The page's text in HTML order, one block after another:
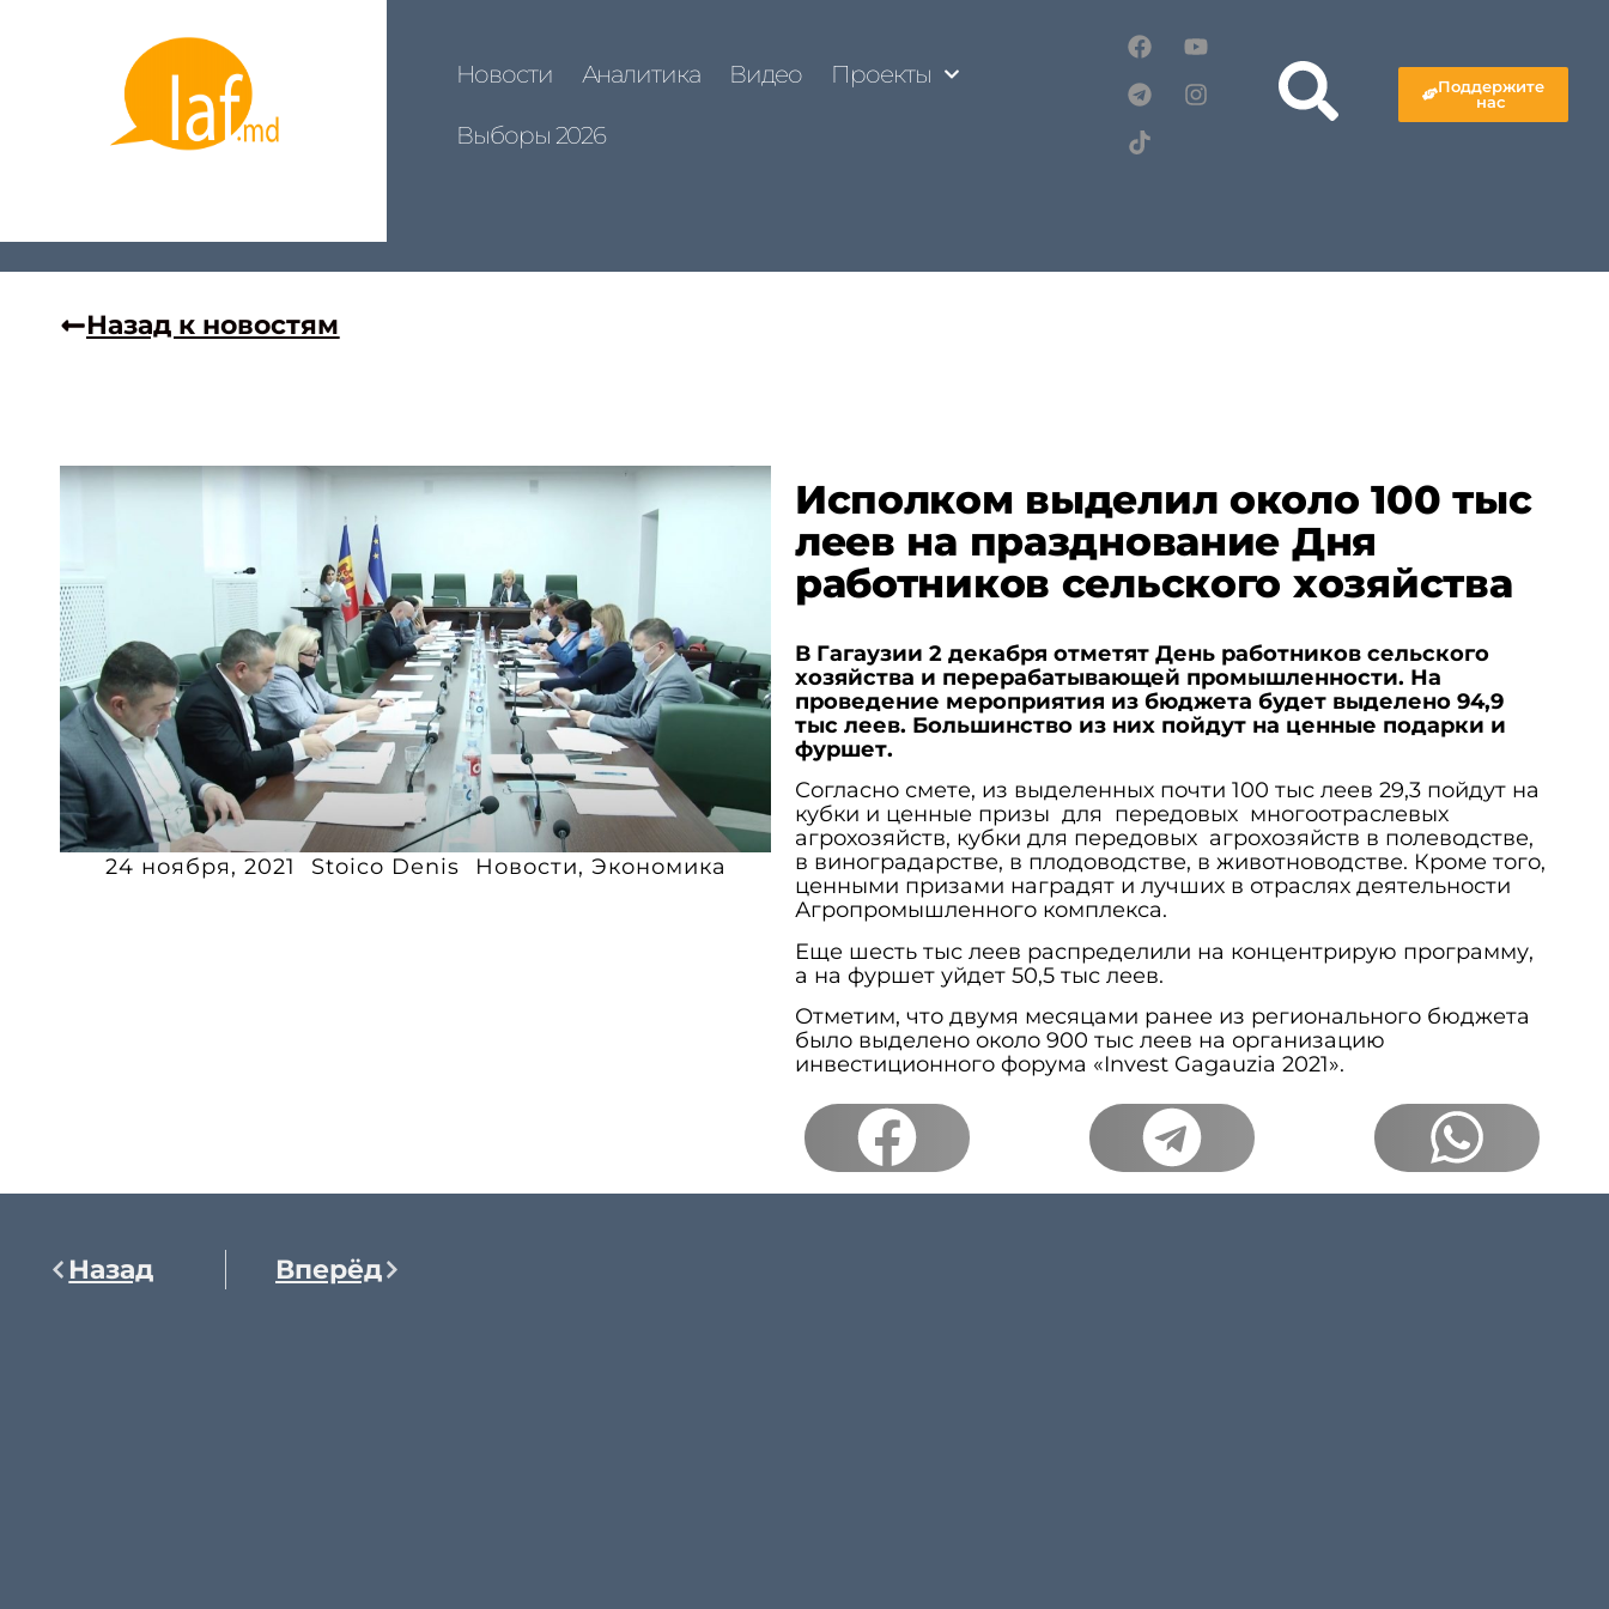
Новости Аналитика Видео Проекты
Выборы 2026
Поддержите
нас
Назад к новостям
24 ноября, 2021 Stoico Denis Новости, Экономика
Исполком выделил около 100 тыс
леев на празднование Дня
работников сельского хозяйства
В Гагаузии 2 декабря отметят День работников сельского
хозяйства и перерабатывающей промышленности. На
проведение мероприятия из бюджета будет выделено 94,9
тыс леев. Большинство из них пойдут на ценные подарки и
фуршет.
Согласно смете, из выделенных почти 100 тыс леев 29,3 пойдут на
кубки и ценные призы для передовых многоотраслевых
агрохозяйств, кубки для передовых агрохозяйств в полеводстве,
в виноградарстве, в плодоводстве, в животноводстве. Кроме того,
ценными призами наградят и лучших в отраслях деятельности
Агропромышленного комплекса.
Еще шесть тыс леев распределили на концентрирую программу,
а на фуршет уйдет 50,5 тыс леев.
Отметим, что двумя месяцами ранее из регионального бюджета
было выделено около 900 тыс леев на организацию
инвестиционного форума «Invest Gagauzia 2021».
Назад Вперёд